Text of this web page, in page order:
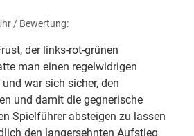
/ Bewertung:
der links-rot-grünen
man einen regelwidrigen
war sich sicher, den
und damit die gegnerische
Spielführer absteigen zu lassen
den langersehnten Aufstieg